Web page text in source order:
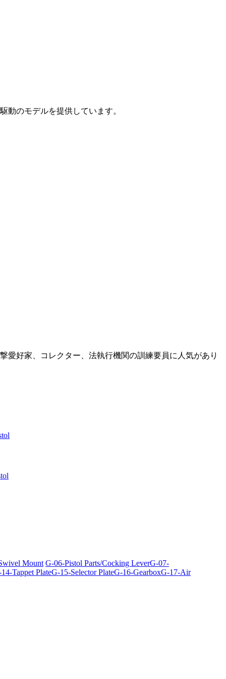
動のモデルを提供しています。
愛好家、コレクター、法執行機関の訓練要員に人気があり
Mount G-06-Pistol Parts/Cocking LeverG-07-
Tappet PlateG-15-Selector PlateG-16-GearboxG-17-Air